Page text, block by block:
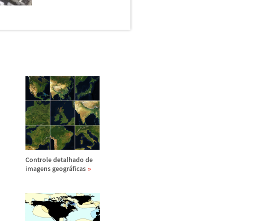
Controle detalhado de
imagens geográficas